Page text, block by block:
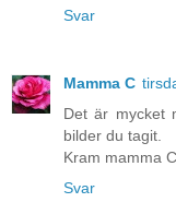
Svar
Mamma C
Det är mycket
bilder du tagit.
Kram mamma C
Svar